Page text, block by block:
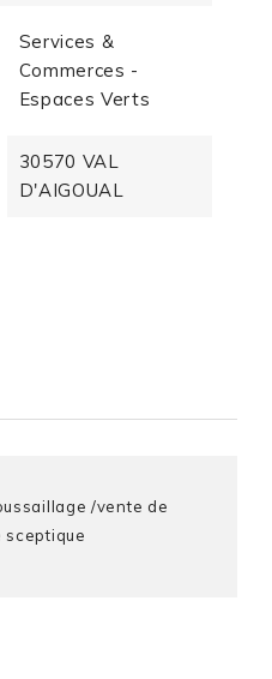
Services &
Commerces -
Espaces Verts
30570 VAL
D'AIGOUAL
/vente de
sceptique